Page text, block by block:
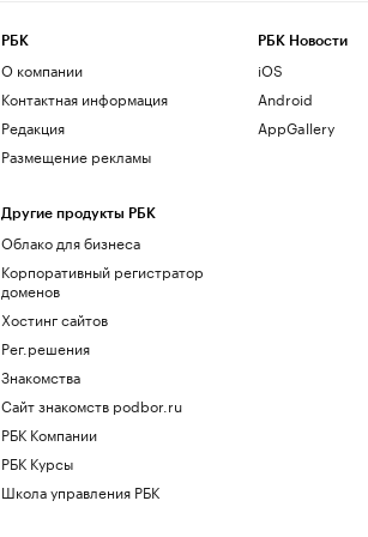
РБК
О компании
Контактная информация
Редакция
Размещение рекламы
Другие продукты РБК
Облако для бизнеса
Корпоративный регистратор
доменов
Хостинг сайтов
Рег.решения
Знакомства
Сайт знакомств podbor.ru
РБК Компании
РБК Курсы
Школа управления РБК
РБК Новости
iOS
Android
AppGallery